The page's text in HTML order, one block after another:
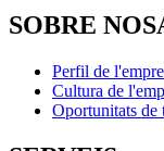
SOBRE
Perfil de
Cultura de
Oportunitats de